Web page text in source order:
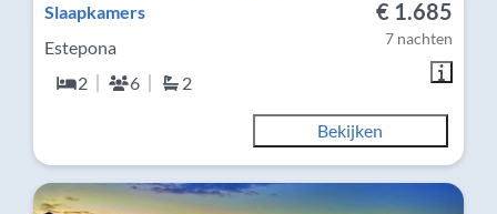
€ 1.685
7 nachten
Slaapkamers
Estepona
2
6 2
Bekijken